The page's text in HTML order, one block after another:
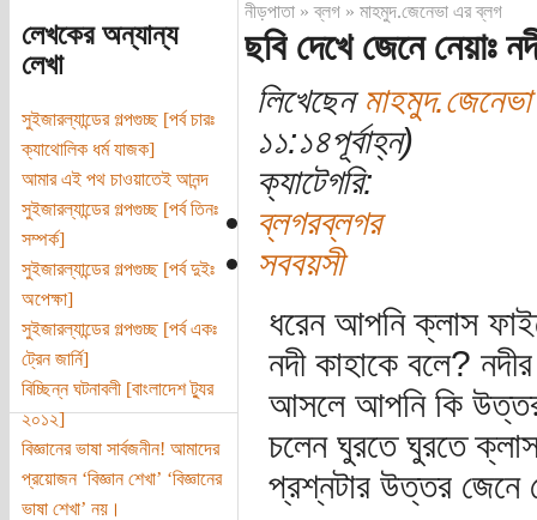
লেখকের অন্যান্য
লেখা
সুইজারল্যান্ডের গল্পগুচ্ছ [পর্ব চারঃ
ক্যাথোলিক ধর্ম যাজক]
আমার এই পথ চাওয়াতেই আনন্দ
সুইজারল্যান্ডের গল্পগুচ্ছ [পর্ব তিনঃ
সম্পর্ক]
সুইজারল্যান্ডের গল্পগুচ্ছ [পর্ব দুইঃ
অপেক্ষা]
সুইজারল্যান্ডের গল্পগুচ্ছ [পর্ব একঃ
ট্রেন জার্নি]
বিচ্ছিন্ন ঘটনাবলী [বাংলাদেশ ট্যুর
২০১২]
বিজ্ঞানের ভাষা সার্বজনীন! আমাদের
প্রয়োজন ‘বিজ্ঞান শেখা’ ‘বিজ্ঞানের
ভাষা শেখা’ নয়।
নীড়পাতা»ব্লগ» মাহমুদ.জেনেভা এর ব্লগ
ছবি দেখে জেনে নেয়াঃ
লিখেছেনমাহমুদ.জেনেভা
১১:১৪পূর্বাহ্ন)
ক্যাটেগরি:
ব্লগরব্লগর
সববয়সী
ধরেন আপনি ক্লাস
নদী কাহাকে বলে?
আসলে আপনি কি উত্তর
চলেন ঘুরতে ঘুরতে
প্রশ্নটার উত্তর জেনে